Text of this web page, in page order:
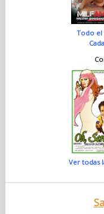
Todo el
Ver todas